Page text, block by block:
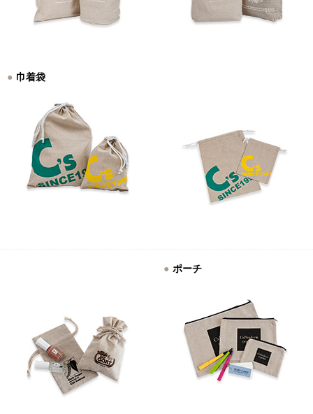
巾着袋
ポーチ